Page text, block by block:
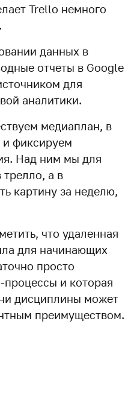
Trello немного
данных в
отчеты в Google
для
аналитики.
медиаплан, в
фиксируем
Над ним мы для
трелло, а в
картину за неделю,
что удаленная
для начинающих
просто
процессы и которая
дисциплины может
преимуществом.